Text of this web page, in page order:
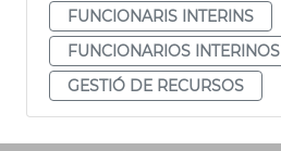
FUNCIONARIS INTERINS
FUNCIONARIOS INTERINOS
GESTIÓ DE RECURSOS